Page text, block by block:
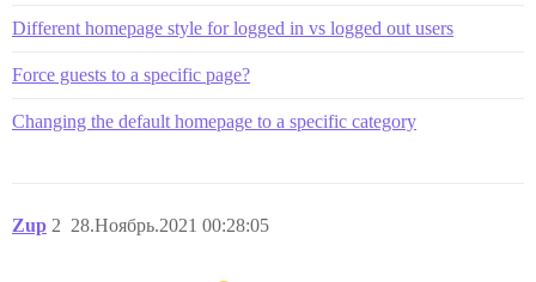
Different homepage style for logged in vs logged out users
Force guests to a specific page?
Changing the default homepage to a specific category
Zup 28.Ноябрь.2021 00:28:05
2